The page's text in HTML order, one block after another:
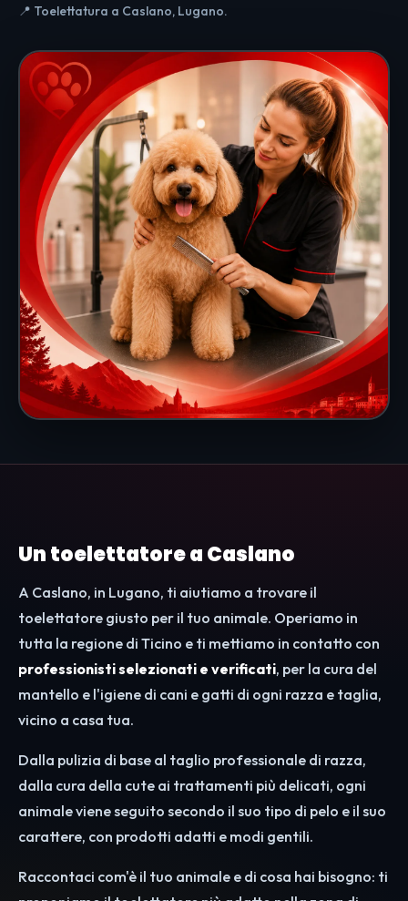
📍 Toelettatura a Caslano, Lugano.
Un toelettatore a Caslano
A Caslano, in Lugano, ti aiutiamo a trovare il
toelettatore giusto per il tuo animale. Operiamo in
tutta la regione di Ticino e ti mettiamo in contatto con
professionisti selezionati e verificati, per la cura del
mantello e l'igiene di cani e gatti di ogni razza e taglia,
vicino a casa tua.
Dalla pulizia di base al taglio professionale di razza,
dalla cura della cute ai trattamenti più delicati, ogni
animale viene seguito secondo il suo tipo di pelo e il suo
carattere, con prodotti adatti e modi gentili.
Raccontaci com'è il tuo animale e di cosa hai bisogno: ti